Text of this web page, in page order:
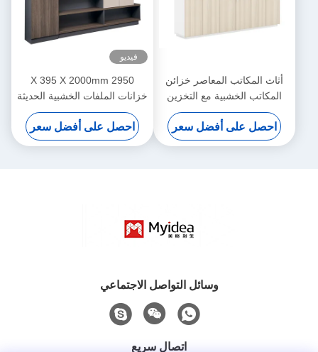
أثاث المكاتب المعاصر خزائن
المكاتب الخشبية مع التخزين
احصل على أفضل سعر
فيديو
2950 X 395 X 2000mm
خزانات الملفات الخشبية الحديثة
الداخلية
احصل على أفضل سعر
وسائل التواصل الاجتماعي
اتصال سريع